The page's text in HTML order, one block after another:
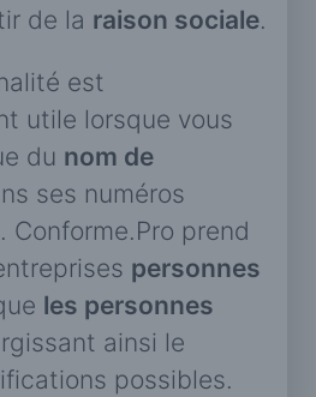
de la raison sociale.
est
utile lorsque vous
du nom de
ses numéros
Conforme.Pro prend
personnes
les personnes
ainsi le
possibles.